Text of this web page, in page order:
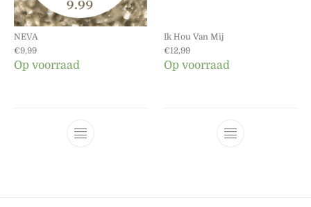
NEVA
€9,99
Op voorraad
Dit product heeft meerdere variaties.
Ik Hou Van Mij
€12,99
Op voorraad
Dit product